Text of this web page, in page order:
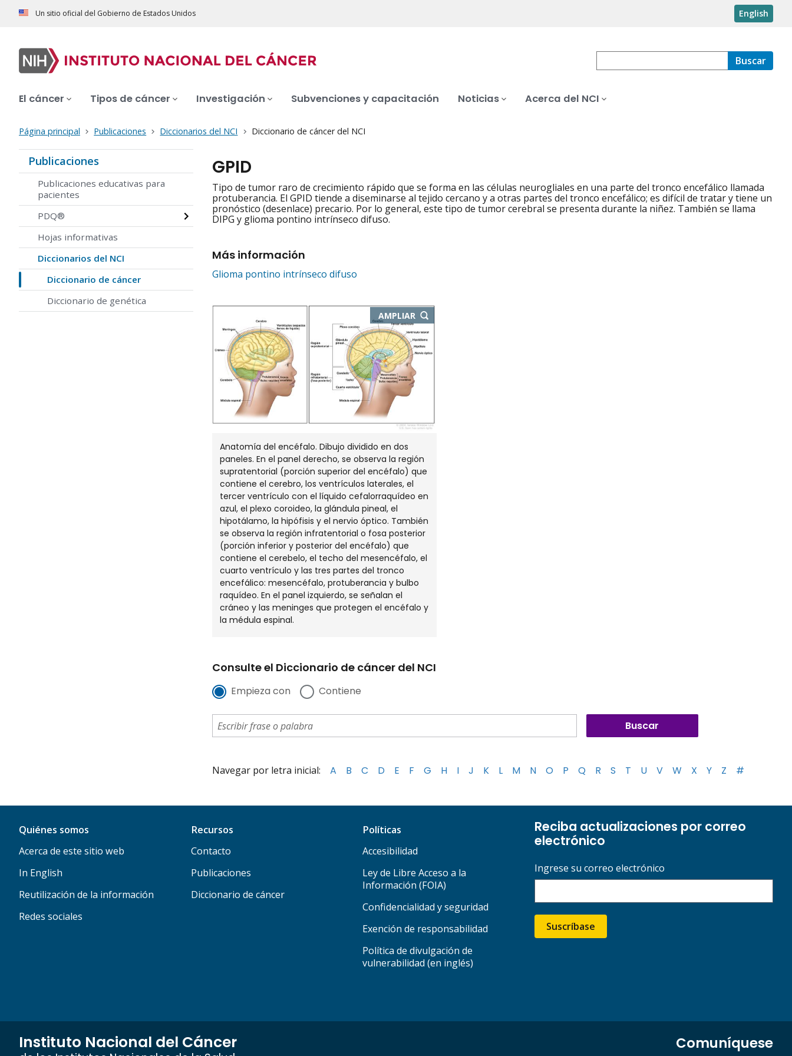
Un sitio oficial del Gobierno de Estados Unidos English
Buscar
El cáncer Tipos de cáncer Investigación Subvenciones y capacitación Noticias Acerca del NCI
Página principal Publicaciones Diccionarios del NCI Diccionario de cáncer del NCI
Publicaciones
Publicaciones educativas para
pacientes
PDQ®
Hojas informativas
Diccionarios del NCI
Diccionario de cáncer
Diccionario de genética
GPID
Tipo de tumor raro de crecimiento rápido que se forma en las células neurogliales en una parte del tronco encefálico llamada
protuberancia. El GPID tiende a diseminarse al tejido cercano y a otras partes del tronco encefálico; es difícil de tratar y tiene un
pronóstico (desenlace) precario. Por lo general, este tipo de tumor cerebral se presenta durante la niñez. También se llama
DIPG y glioma pontino intrínseco difuso.
Más información
Glioma pontino intrínseco difuso
AMPLIAR
ABRE
EN
NUEVA
Anatomía del encéfalo. Dibujo dividido en dos
paneles. En el panel derecho, se observa la región
supratentorial (porción superior del encéfalo) que
contiene el cerebro, los ventrículos laterales, el
tercer ventrículo con el líquido cefalorraquídeo en
azul, el plexo coroideo, la glándula pineal, el
hipotálamo, la hipófisis y el nervio óptico. También
se observa la región infratentorial o fosa posterior
(porción inferior y posterior del encéfalo) que
contiene el cerebelo, el techo del mesencéfalo, el
cuarto ventrículo y las tres partes del tronco
encefálico: mesencéfalo, protuberancia y bulbo
raquídeo. En el panel izquierdo, se señalan el
cráneo y las meninges que protegen el encéfalo y
la médula espinal.
Consulte el Diccionario de cáncer del NCI
Empieza con Contiene
Navegar por letra inicial: A B C D E F G H I J K L M N O P Q R S T U V W X Y Z #
Quiénes somos
Acerca de este sitio web
In English
Reutilización de la información
Redes sociales
Recursos
Contacto
Publicaciones
Diccionario de cáncer
Políticas
Accesibilidad
Ley de Libre Acceso a la
Información (FOIA)
Confidencialidad y seguridad
Exención de responsabilidad
Política de divulgación de
vulnerabilidad (en inglés)
Reciba actualizaciones por correo
electrónico
Ingrese su correo electrónico
Suscríbase
Instituto Nacional del Cáncer Comuníquese